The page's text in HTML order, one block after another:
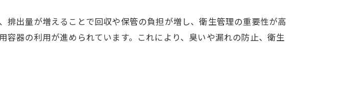
ュラーエコノミー推進
たな関係性
出量が増えることで回収や保管の負担が増し、衛生管理の重要性が高
器の利用が進められています。これにより、臭いや漏れの防止、衛生